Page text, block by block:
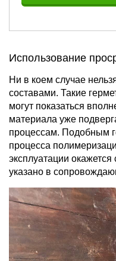
Использование
Ни в коем случае
составами. Такие
могут показаться
материала уже
процессам. Подобным
процесса
эксплуатации
указано в